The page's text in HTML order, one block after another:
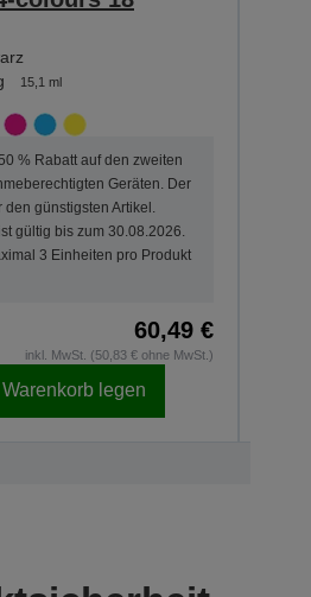
15,1 ml
% Rabatt auf den zweiten
Geräten. Der
günstigsten Artikel.
gültig bis zum 30.08.2026.
3 Einheiten pro Produkt
60,49 €
inkl. MwSt. (50,83 € ohne MwSt.)
Warenkorb legen